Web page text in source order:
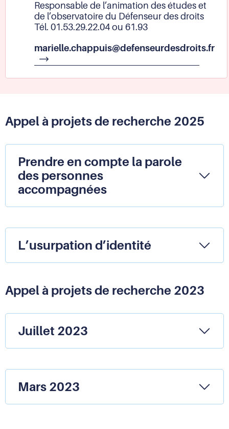
Responsable de l’animation des études et
de l’observatoire du Défenseur des droits
Tél. 01.53.29.22.04 ou 61.93
marielle.chappuis@defenseurdesdroits.fr
Appel à projets de recherche 2025
Prendre en compte la parole
des personnes
accompagnées
L’usurpation d’identité
Appel à projets de recherche 2023
Juillet 2023
Mars 2023